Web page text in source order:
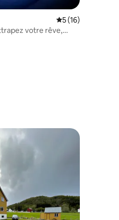
Évaluation
5 (16)
votre rêve,